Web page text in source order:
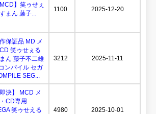
MCD】笑ゥせぇ
まん 藤子...
1100 2025-12-20
保証品 MD メ
笑ゥせぇる
ん 藤子不二雄
ンパイル セガ
SEG...
3212 2025-11-11
即決】 MCD メ
CD専用
笑ゥせえる
4980 2025-10-01